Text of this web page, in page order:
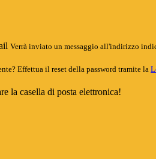
Verrà inviato un messaggio all'indirizzo
Effettua il reset della password tramite la
la casella di posta elettronica!